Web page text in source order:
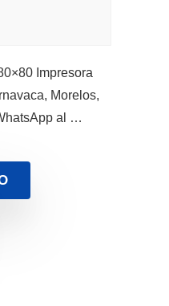
Impresora
Morelos,
al …